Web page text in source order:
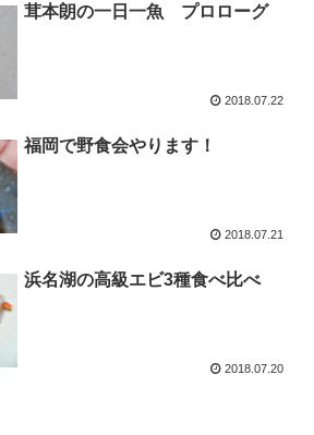
茸本朗の一日一魚 プロローグ
2018.07.22
福岡で野食会やります！
2018.07.21
浜名湖の高級エビ3種食べ比べ
2018.07.20